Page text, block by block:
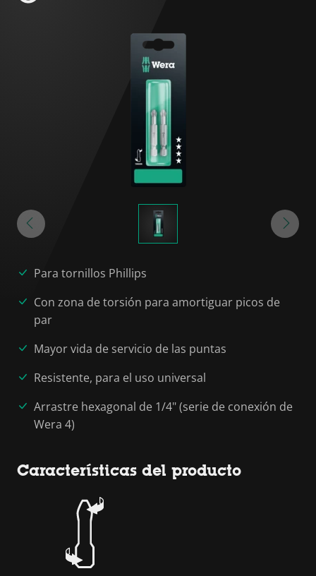
Para tornillos Phillips
Con zona de torsión para amortiguar picos de
par
Mayor vida de servicio de las puntas
Resistente, para el uso universal
Arrastre hexagonal de 1/4" (serie de conexión de
Wera 4)
Características del producto